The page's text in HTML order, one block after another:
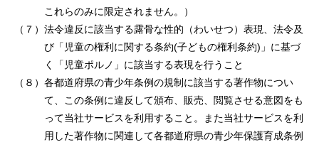
これらのみに限定されません。）
（７）法令違反に該当する露⾻な性的（わいせつ）表現、法令及
び「児童の権利に関する条約(⼦どもの権利条約)」に基づ
く「児童ポルノ」に該当する表現を⾏うこと
（８）各都道府県の⻘少年条例の規制に該当する著作物につい
て、この条例に違反して頒布、販売、閲覧させる意図をも
って当社サービスを利⽤すること。また当社サービスを利
⽤した著作物に関連して各都道府県の⻘少年保護育成条例